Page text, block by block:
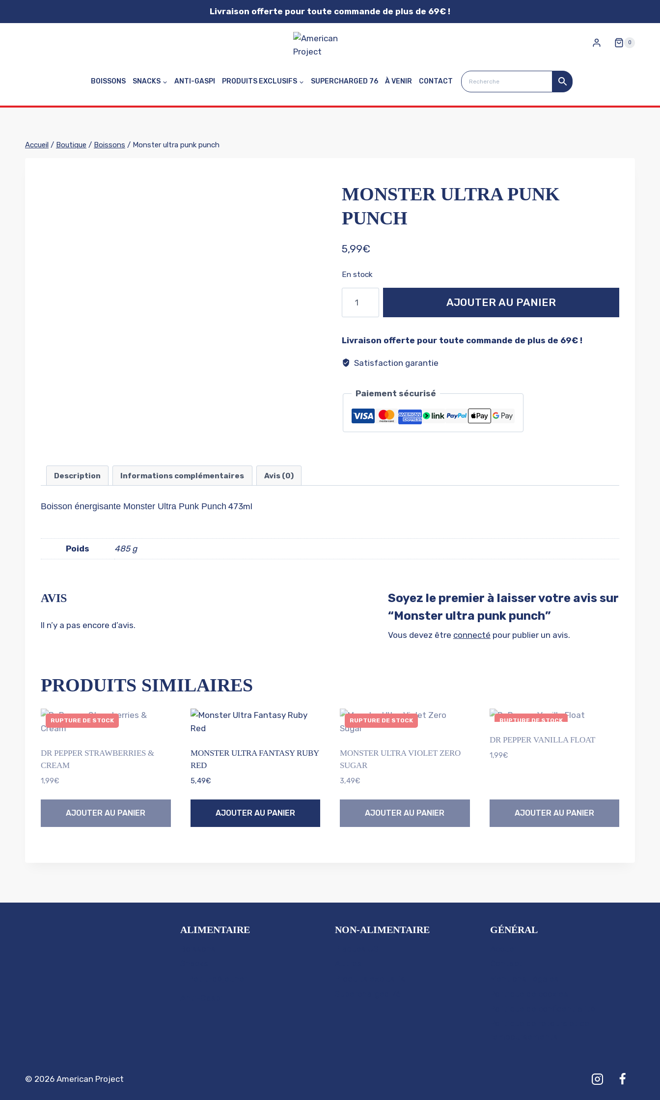
Livraison offerte pour toute commande de plus de 69€ !
0
BOISSONS SNACKS ANTI-GASPI PRODUITS EXCLUSIFS SUPERCHARGED 76 À VENIR CONTACT
Accueil / Boutique / Boissons / Monster ultra punk punch
MONSTER ULTRA PUNK
PUNCH
5,99€
En stock
Monster
punch
AJOUTER AU PANIER
Livraison offerte pour toute commande de plus de 69€ !
Satisfaction garantie
Paiement sécurisé
Description Informations complémentaires Avis (0)
Boisson énergisante Monster Ultra Punk Punch 473ml
Poids 485 g
AVIS
Il n’y a pas encore d’avis.
Soyez le premier à laisser votre avis sur
“Monster ultra punk punch”
Vous devez être connecté pour publier un avis.
PRODUITS SIMILAIRES
RUPTURE DE STOCK
DR PEPPER STRAWBERRIES &
CREAM
1,99€
AJOUTER AU PANIER
MONSTER ULTRA FANTASY RUBY
RED
5,49€
AJOUTER AU PANIER
RUPTURE DE STOCK
MONSTER ULTRA VIOLET ZERO
SUGAR
3,49€
AJOUTER AU PANIER
RUPTURE DE STOCK
DR PEPPER VANILLA FLOAT
1,99€
AJOUTER AU PANIER
ALIMENTAIRE NON-ALIMENTAIRE GÉNÉRAL
© 2026 American Project